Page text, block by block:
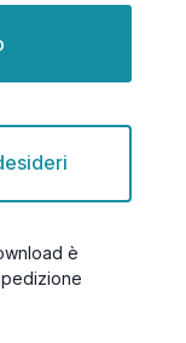
è